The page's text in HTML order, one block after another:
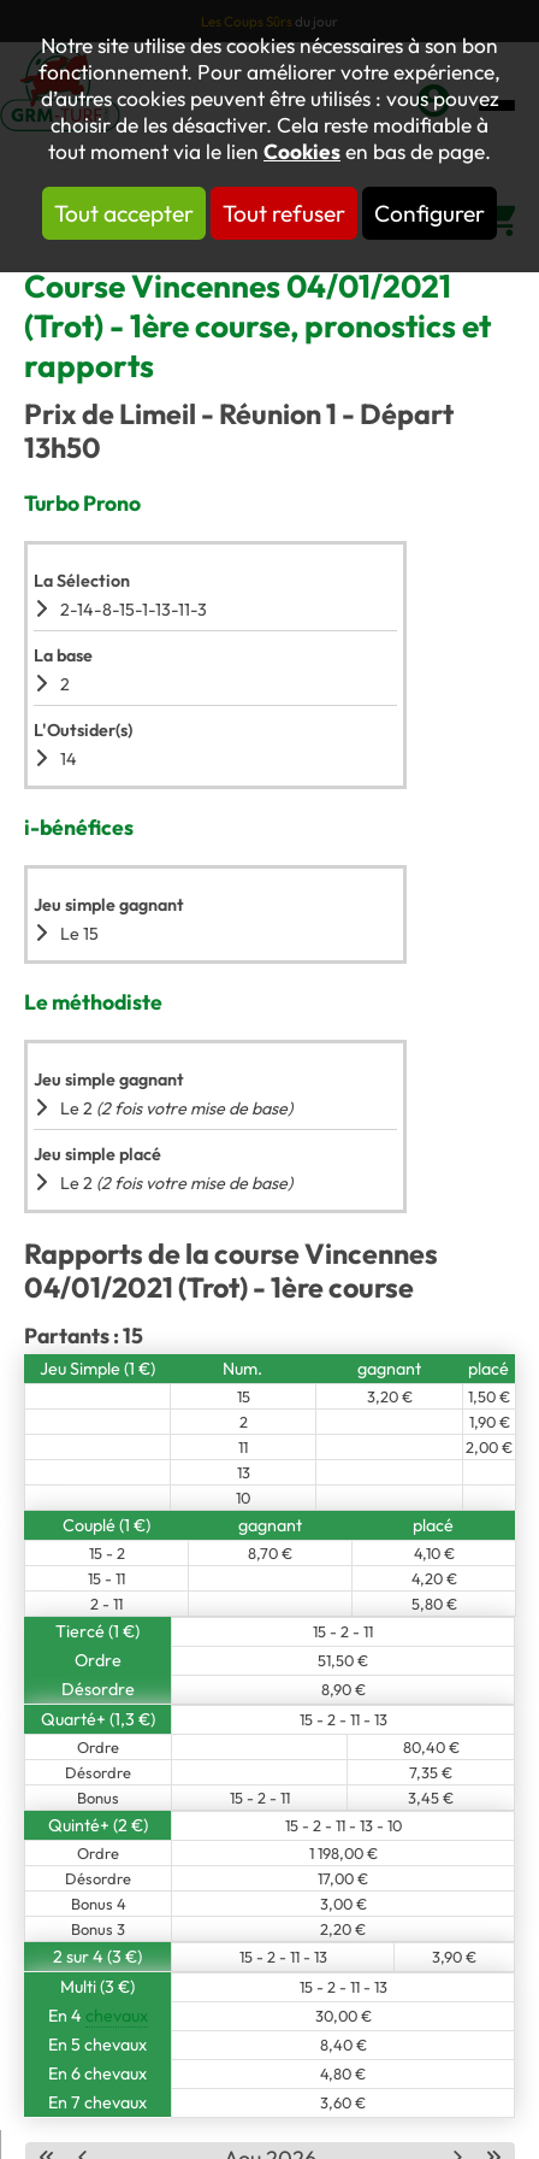
Notre site utilise des cookies nécessaires à son bon
fonctionnement. Pour améliorer votre expérience,
d’autres cookies peuvent être utilisés : vous pouvez
choisir de les désactiver. Cela reste modifiable à
tout moment via le lien Cookiesen bas de page.
Tout accepter Tout refuser Configurer
Les Coups Sûrs du jour
Mon
compte
Course Vincennes 04/01/2021
(Trot) - 1ère course, pronostics et
rapports
Prix de Limeil - Réunion 1 - Départ
13h50
Turbo Prono
La Sélection
2-14-8-15-1-13-11-3
La base
2
L'Outsider(s)
14
i-bénéfices
Jeu simple gagnant
Le 15
Le méthodiste
Jeu simple gagnant
Le 2 (2 fois votre mise de base)
Jeu simple placé
Le 2 (2 fois votre mise de base)
Rapports de la course Vincennes
04/01/2021 (Trot) - 1ère course
Partants : 15
Jeu Simple (1 €) Num. gagnant placé
15 3,20 €
1,50 €
2
1,90 €
11
2,00 €
13
10
Couplé (1 €) gagnant placé
15 - 2 8,70 €
4,10 €
15 - 11
4,20 €
2 - 11
5,80 €
Tiercé (1 €) 15 - 2 - 11
Ordre 51,50 €
Désordre 8,90 €
Quarté+ (1,3 €)
15 - 2 - 11 - 13
Ordre
80,40 €
Désordre
7,35 €
Bonus
15 - 2 - 11 3,45 €
Quinté+ (2 €)
15 - 2 - 11 - 13 - 10
Ordre
1 198,00 €
Désordre
17,00 €
Bonus 4
3,00 €
Bonus 3
2,20 €
2 sur 4 (3 €) 15 - 2 - 11 - 13 3,90 €
Multi (3 €) 15 - 2 - 11 - 13
En 4 chevaux 30,00 €
En 5 chevaux 8,40 €
En 6 chevaux 4,80 €
En 7 chevaux 3,60 €